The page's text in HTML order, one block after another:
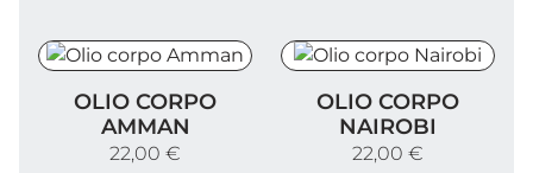
OLIO CORPO
AMMAN
22,00 €
OLIO CORPO
NAIROBI
22,00 €